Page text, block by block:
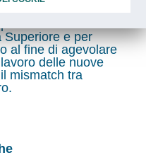
Superiore e per
al fine di agevolare
delle nuove
mismatch tra